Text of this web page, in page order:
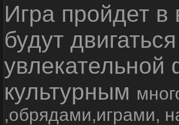
Игра пройдет в
будут
увлекательной
культурным
,обрядами,играми,